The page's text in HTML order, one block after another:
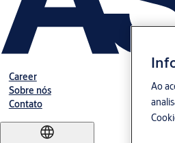
Career
Sobre nós
Contato
Ao